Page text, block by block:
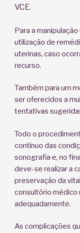
VCE.
Para a
utilização de
uterinas, caso
recurso.
Também para um
ser oferecidos a
tentativas
Todo o
contínuo das
sonografia e, no
deve-se realizar a
preservação da
consultório médico
adequadamente.
As complicações